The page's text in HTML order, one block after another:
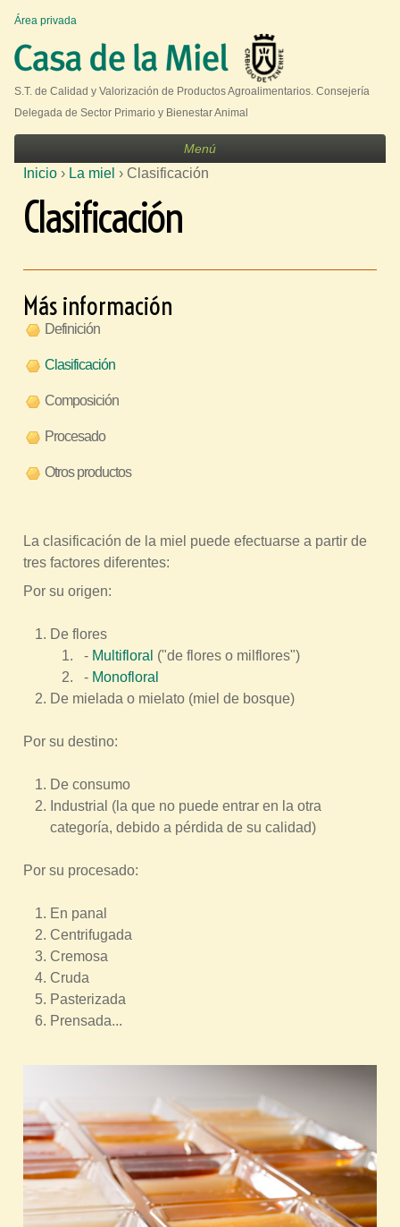
S.T. de Calidad y Valorización de Productos Agroalimentarios. Consejería
Delegada de Sector Primario y Bienestar Animal
U
s
e
r
m
e
Área privada
Menú
S
e
n
c
u
n
t
r
a
u
e
d
a
Inicio › La miel › Clasificación
Clasificación
Más información
Definición
Clasificación
Composición
Procesado
Otros productos
La clasificación de la miel puede efectuarse a partir de
tres factores diferentes:
Por su origen:
De flores
- Multifloral ("de flores o milflores")
- Monofloral
De mielada o mielato (miel de bosque)
Por su destino:
De consumo
Industrial (la que no puede entrar en la otra
categoría, debido a pérdida de su calidad)
Por su procesado:
En panal
Centrifugada
Cremosa
Cruda
Pasterizada
Prensada...